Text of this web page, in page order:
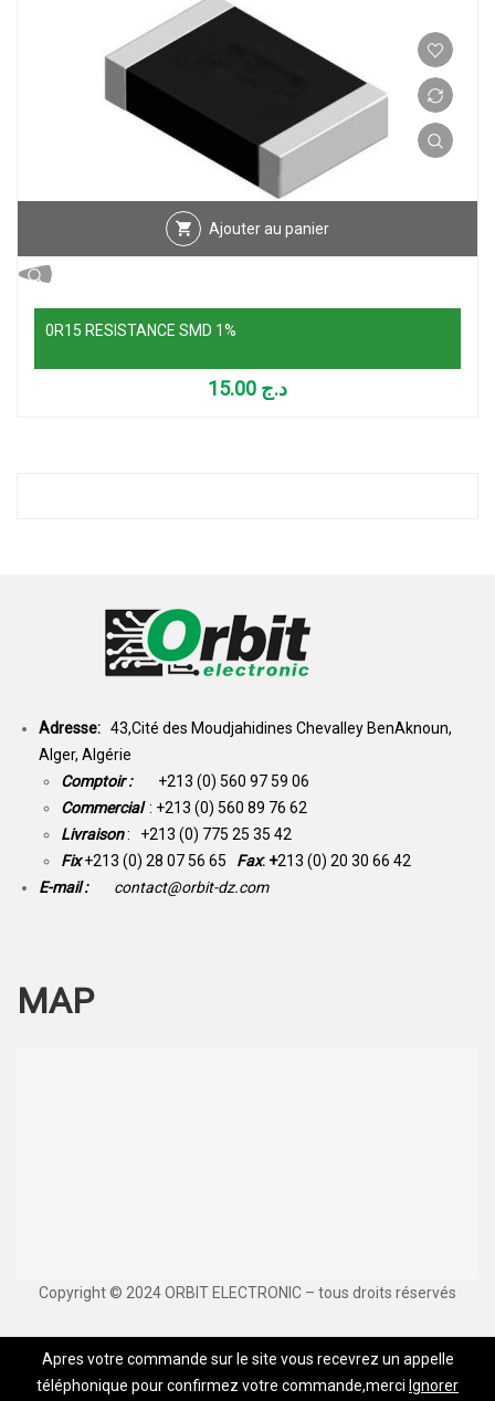
Ajouter au panier
0R15 RESISTANCE SMD 1%
د.ج
Adresse: 43,Cité des Moudjahidines Chevalley BenAknoun,
Alger, Algérie
Comptoir : +213 (0) 560 97 59 06
Commercial : +213 (0) 560 89 76 62
Livraison: +213 (0) 775 25 35 42
Fix +213 (0) 28 07 56 65 Fax: +213 (0) 20 30 66 42
E-mail :
contact@orbit-dz.com
MAP
Copyright © 2024 ORBIT ELECTRONIC – tous droits réservés
Apres votre commande sur le site vous recevrez un appelle
téléphonique pour confirmez votre commande,merci Ignorer